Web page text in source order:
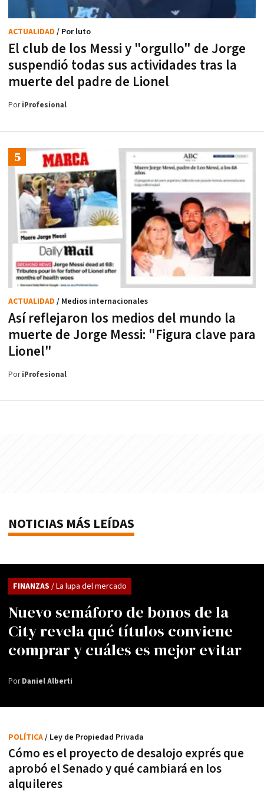
El club de los Messi y "orgullo" de Jorge
suspendió todas sus actividades tras la
muerte del padre de Lionel
ACTUALIDAD / Por luto
PoriProfesional
Así reflejaron los medios del mundo la
muerte de Jorge Messi: "Figura clave para
Lionel"
ACTUALIDAD / Medios internacionales
PoriProfesional
NOTICIAS MÁS LEÍDAS
Nuevo semáforo de bonos de la
City revela qué títulos conviene
comprar y cuáles es mejor evitar
FINANZAS / La lupa del mercado
PorDaniel Alberti
Cómo es el proyecto de desalojo exprés que
aprobó el Senado y qué cambiará en los
alquileres
POLÍTICA/ Ley de Propiedad Privada